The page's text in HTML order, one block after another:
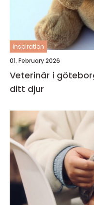
inspiration
01. February 2026
Veterinär i göteborg så väljer du rätt vård
ditt djur